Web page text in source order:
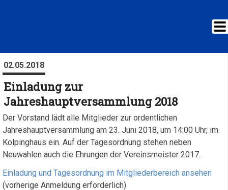
02.05.2018
Einladung zur
Jahreshauptversammlung 2018
Der Vorstand lädt alle Mitglieder zur ordentlichen
Jahreshauptversammlung am 23. Juni 2018, um 14:00 Uhr, im
Kolpinghaus ein. Auf der Tagesordnung stehen neben
Neuwahlen auch die Ehrungen der Vereinsmeister 2017.
Einladung und Tagesordnung im Mitgliederbereich ansehen
(vorherige Anmeldung erforderlich)